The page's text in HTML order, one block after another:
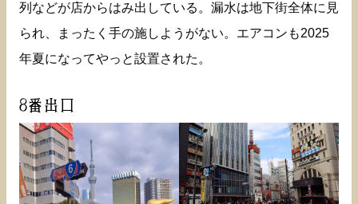
列などが店からはみ出している。漏水は地下街全体に見
られ、まったく手の施しようがない。エアコンも2025
年夏になってやっと設置された。
8番出口